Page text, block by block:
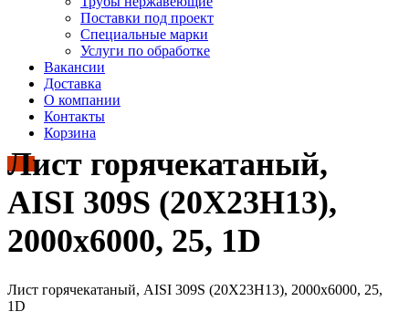
Поставки под проект
Специальные марки
Услуги по обработке
Вакансии
Доставка
О компании
Контакты
Корзина
Лист горячекатаный,
AISI 309S (20Х23Н13),
2000х6000, 25, 1D
Лист горячекатаный, AISI 309S (20Х23Н13), 2000х6000, 25,
1D